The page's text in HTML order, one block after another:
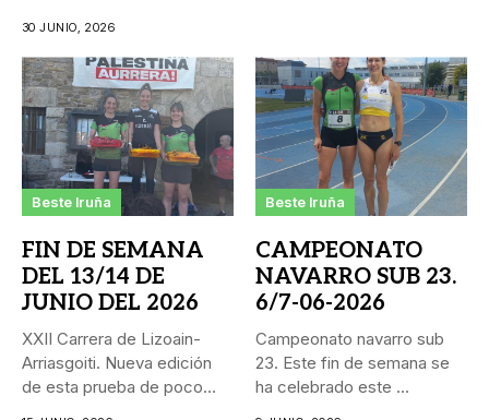
30 JUNIO, 2026
Beste Iruña
FIN DE SEMANA
DEL 13/14 DE
JUNIO DEL 2026
XXII Carrera de Lizoain-
Arriasgoiti. Nueva edición
de esta prueba de poco
Beste Iruña
CAMPEONATO
NAVARRO SUB 23.
6/7-06-2026
Campeonato navarro sub
23. Este fin de semana se
ha celebrado este ...